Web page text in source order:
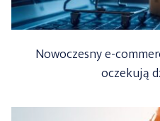
Nowoczesny e-
oczekują